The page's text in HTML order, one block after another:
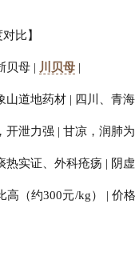
比】
贝母 | 川贝母 |
山道地药材 | 四川、青
开泄力强 | 甘凉，润肺
热实证、外科疮疡 | 阴
高（约300元/kg） | 价